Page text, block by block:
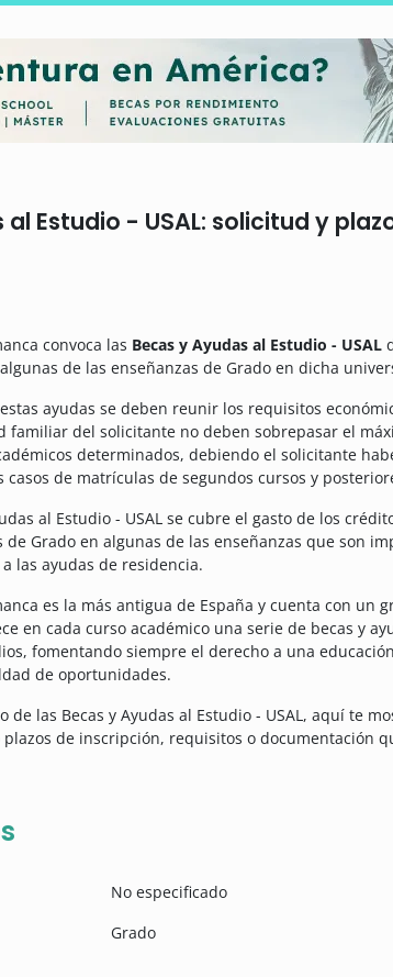
Estudio - USAL: solicitud y
convoca las Becas y Ayudas al Estudio - USAL
de las enseñanzas de Grado en dicha
ayudas se deben reunir los requisitos
familiar del solicitante no deben sobrepasar el
determinados, debiendo el solicitante
de matrículas de segundos cursos y
al Estudio - USAL se cubre el gasto de los
Grado en algunas de las enseñanzas que son
las ayudas de residencia.
es la más antigua de España y cuenta con un
en cada curso académico una serie de becas y
fomentando siempre el derecho a una
de oportunidades.
de las Becas y Ayudas al Estudio - USAL, aquí te
de inscripción, requisitos o documentación
No especificado
Grado